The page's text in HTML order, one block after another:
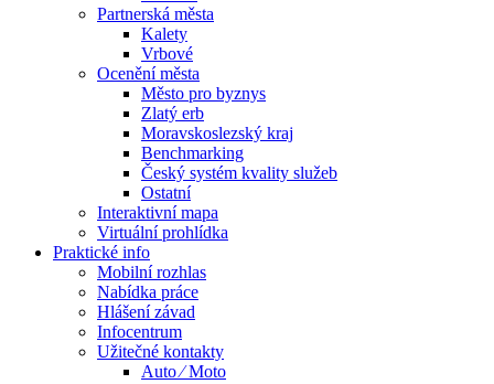
Partnerská města
Kalety
Vrbové
Ocenění města
Město pro byznys
Zlatý erb
Moravskoslezský kraj
Benchmarking
Český systém kvality služeb
Ostatní
Interaktivní mapa
Virtuální prohlídka
Praktické info
Mobilní rozhlas
Nabídka práce
Hlášení závad
Infocentrum
Užitečné kontakty
Auto ⁄ Moto